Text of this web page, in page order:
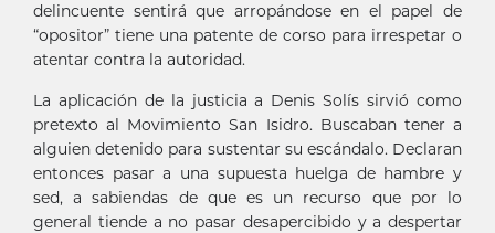
delincuente sentirá que arropándose en el papel de
“opositor” tiene una patente de corso para irrespetar o
atentar contra la autoridad.
La aplicación de la justicia a Denis Solís sirvió como
pretexto al Movimiento San Isidro. Buscaban tener a
alguien detenido para sustentar su escándalo. Declaran
entonces pasar a una supuesta huelga de hambre y
sed, a sabiendas de que es un recurso que por lo
general tiende a no pasar desapercibido y a despertar